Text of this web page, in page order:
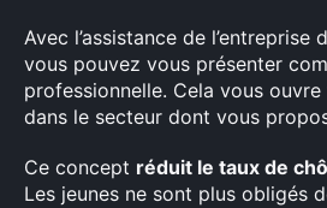
Avec l’assistance de l’entreprise
vous pouvez vous présenter
professionnelle. Cela vous
dans le secteur dont vous
Ce concept réduit le taux de
Les jeunes ne sont plus obligés